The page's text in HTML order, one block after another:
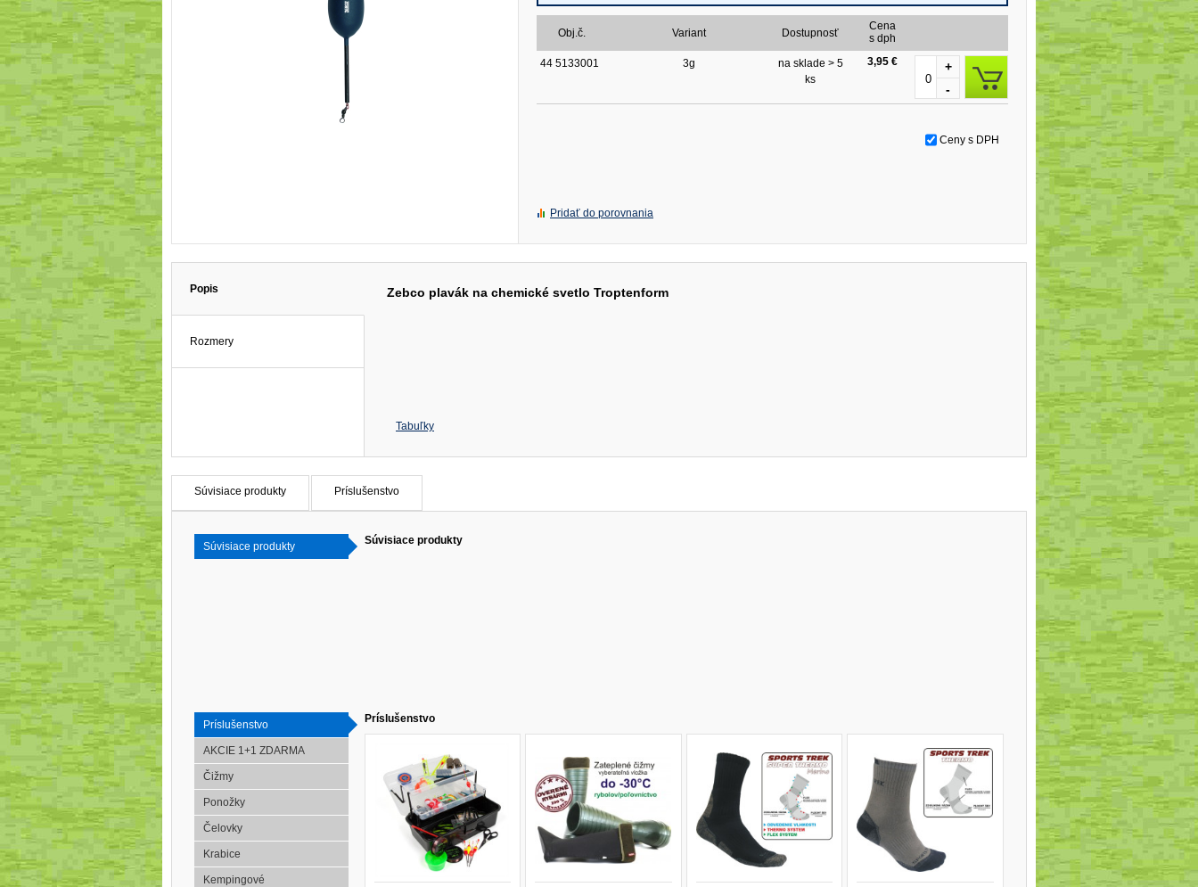
Obj.č. Variant Dostupnosť
Cena
s dph
44 5133001
3g
na sklade > 5
ks
3,95 €
-
+
Ceny s DPH
Pridať do porovnania
Popis
Rozmery
Zebco plavák na chemické svetlo Troptenform
Tabuľky
Súvisiace produkty Príslušenstvo
Súvisiace produkty Súvisiace produkty
Príslušenstvo
AKCIE 1+1 ZDARMA
Čižmy
Ponožky
Čelovky
Krabice
Kempingové
Príslušenstvo